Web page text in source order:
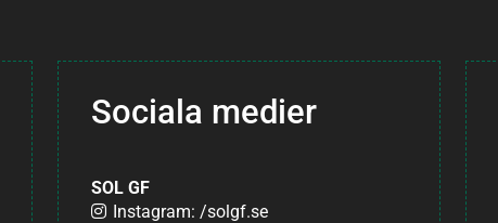
Sociala medier
SOL GF
Instagram: /solgf.se